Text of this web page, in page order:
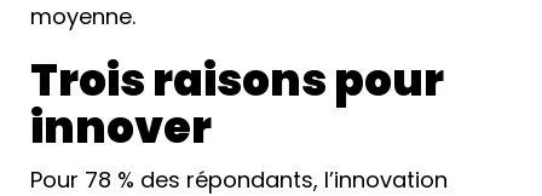
moyenne.
Trois raisons pour
innover
Pour 78 % des répondants, l’innovation